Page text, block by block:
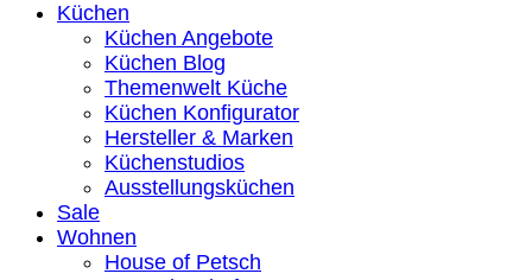
Küchen
Küchen Angebote
Küchen Blog
Themenwelt Küche
Küchen Konfigurator
Hersteller & Marken
Küchenstudios
Ausstellungsküchen
Sale
Wohnen
House of Petsch